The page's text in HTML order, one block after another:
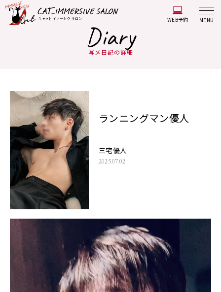
WEB予約 MENU
Diary
写メ日記の詳細
ランニングマン優人
三宅優人
2025.07.02